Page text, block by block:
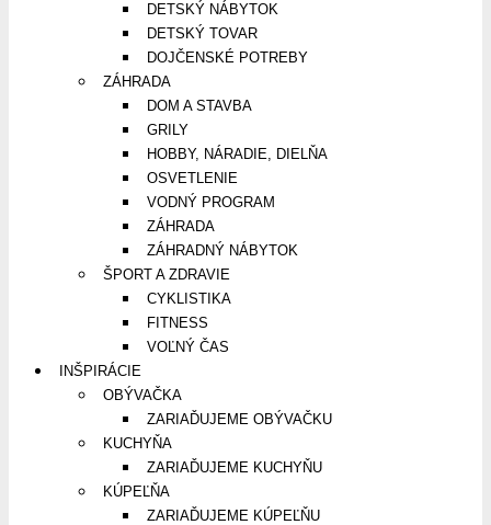
DETSKÝ NÁBYTOK
DETSKÝ TOVAR
DOJČENSKÉ POTREBY
ZÁHRADA
DOM A STAVBA
GRILY
HOBBY, NÁRADIE, DIELŇA
OSVETLENIE
VODNÝ PROGRAM
ZÁHRADA
ZÁHRADNÝ NÁBYTOK
ŠPORT A ZDRAVIE
CYKLISTIKA
FITNESS
VOĽNÝ ČAS
INŠPIRÁCIE
OBÝVAČKA
ZARIAĎUJEME OBÝVAČKU
KUCHYŇA
ZARIAĎUJEME KUCHYŇU
KÚPEĽŇA
ZARIAĎUJEME KÚPEĽŇU